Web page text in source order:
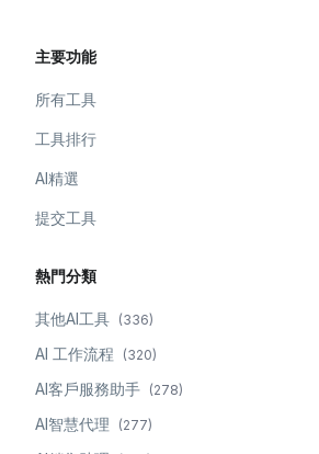
主要功能
所有工具
工具排行
AI精選
提交工具
熱門分類
其他AI工具 (336)
AI 工作流程 (320)
AI客戶服務助手 (278)
AI智慧代理 (277)